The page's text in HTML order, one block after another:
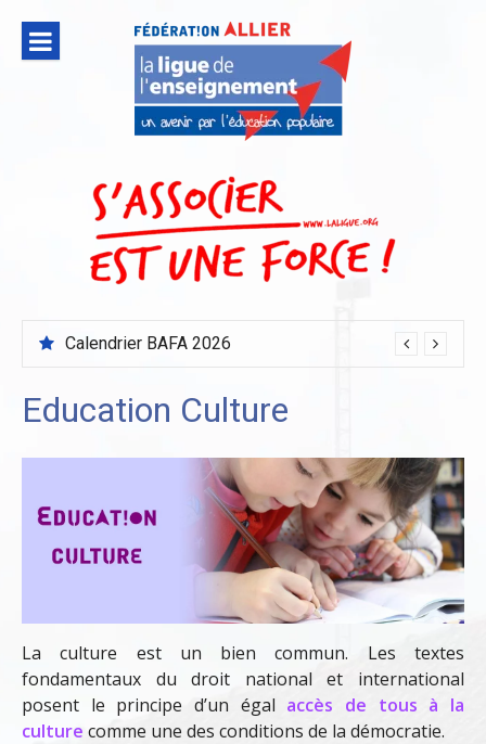
contenu
Calendrier BAFA 2026
Education Culture
La culture est un bien commun. Les textes
fondamentaux du droit national et international
posent le principe d’un égal accès de tous à la
culture comme une des conditions de la démocratie.